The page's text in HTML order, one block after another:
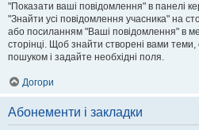
"Показати ваші повідомлення" в панелі
"Знайти усі повідомлення учасника" на
або посиланням "Ваші повідомлення" в
сторінці. Щоб знайти створені вами
пошуком і задайте необхідні поля.
Догори
Абонементи і закладки